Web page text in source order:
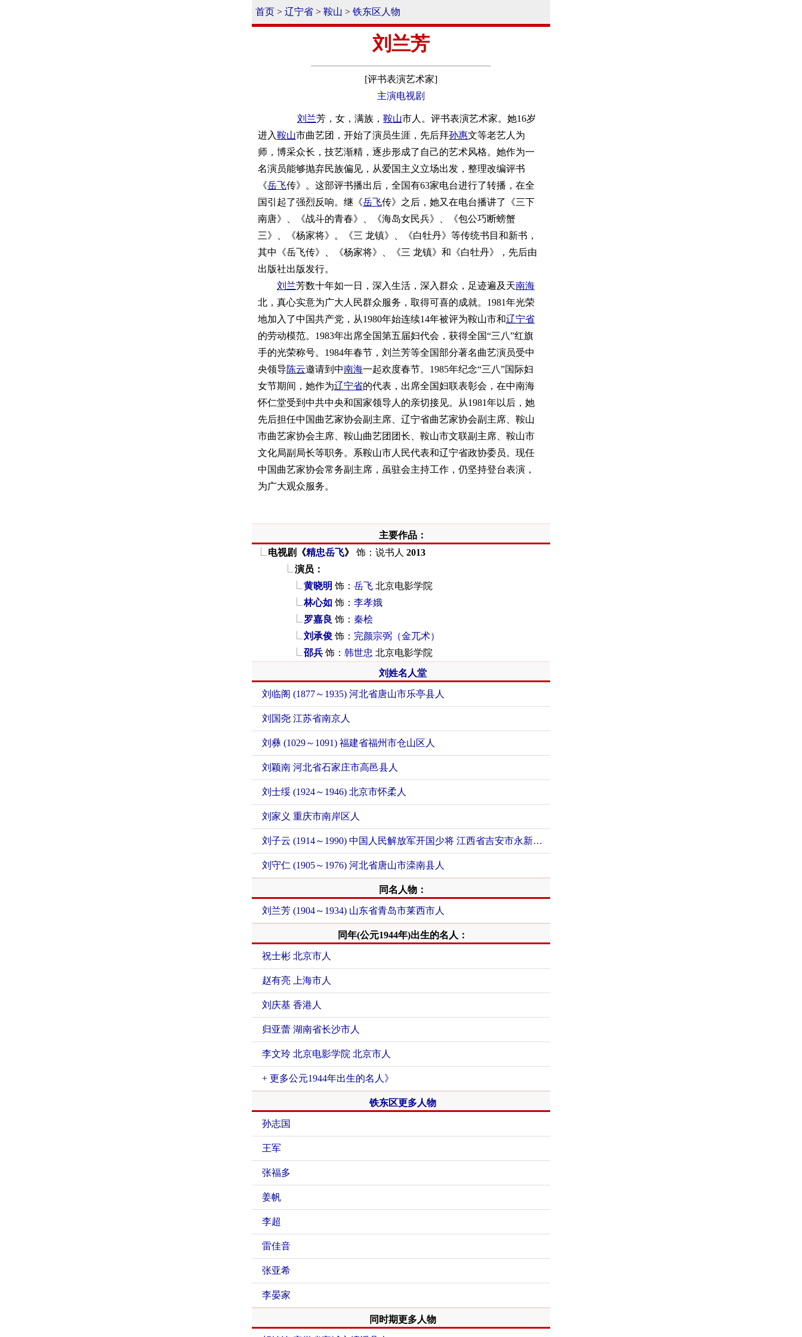
首页 > 辽宁省 > 鞍山 > 铁东区人物
刘兰芳
[评书表演艺术家]
主演电视剧
刘兰芳，女，满族， 鞍山市人。评书表演艺术家。她16岁
进入鞍山市曲艺团，开始了演员生涯，先后拜孙惠文等老艺人为
师，博采众长，技艺渐精，逐步形成了自己的艺术风格。她作为一
名演员能够抛弃民族偏见，从爱国主义立场出发，整理改编评书
《岳飞传》。这部评书播出后，全国有63家电台进行了转播，在全
国引起了强烈反响。继《岳飞传》之后，她又在电台播讲了《三下
南唐》、《战斗的青春》、《海岛女民兵》、《包公巧断螃蟹
三》、《杨家将》。《三 龙镇》、《白牡丹》等传统书目和新书，
其中《岳飞传》、《杨家将》、《三 龙镇》和《白牡丹》，先后由
出版社出版发行。
刘兰芳数十年如一日，深入生活，深入群众，足迹遍及天南海
北，真心实意为广大人民群众服务，取得可喜的成就。1981年光荣
地加入了中国共产党，从1980年始连续14年被评为鞍山市和辽宁省
的劳动模范。1983年出席全国第五届妇代会，获得全国“三八”红旗
手的光荣称号。1984年春节，刘兰芳等全国部分著名曲艺演员受中
央领导陈云邀请到中南海一起欢度春节。1985年纪念“三八”国际妇
女节期间，她作为辽宁省的代表，出席全国妇联表彰会，在中南海
怀仁堂受到中共中央和国家领导人的亲切接见。从1981年以后，她
先后担任中国曲艺家协会副主席、辽宁省曲艺家协会副主席、鞍山
市曲艺家协会主席、鞍山曲艺团团长、鞍山市文联副主席、鞍山市
文化局副局长等职务。系鞍山市人民代表和辽宁省政协委员。现任
中国曲艺家协会常务副主席，虽驻会主持工作，仍坚持登台表演，
为广大观众服务。
主要作品：
电视剧《精忠岳飞》 饰：说书人 2013
演员：
黄晓明 饰： 岳飞 北京电影学院
林心如 饰： 李孝娥
罗嘉良 饰： 秦桧
刘承俊 饰： 完颜宗弼（金兀术）
邵兵 饰： 韩世忠 北京电影学院
刘姓名人堂
刘临阁 (1877～1935) 河北省唐山市乐亭县人
刘国尧 江苏省南京人
刘彝 (1029～1091) 福建省福州市仓山区人
刘颖南 河北省石家庄市高邑县人
刘士绥 (1924～1946) 北京市怀柔人
刘家义 重庆市南岸区人
刘子云 (1914～1990) 中国人民解放军开国少将 江西省吉安市永新县人
刘守仁 (1905～1976) 河北省唐山市滦南县人
同名人物：
刘兰芳 (1904～1934) 山东省青岛市莱西市人
同年(公元1944年)出生的名人：
祝士彬 北京市人
赵有亮 上海市人
刘庆基 香港人
归亚蕾 湖南省长沙市人
李文玲 北京电影学院 北京市人
+ 更多公元1944年出生的名人》
铁东区更多人物
孙志国
王军
张福多
姜帆
李超
雷佳音
张亚希
李晏家
同时期更多人物